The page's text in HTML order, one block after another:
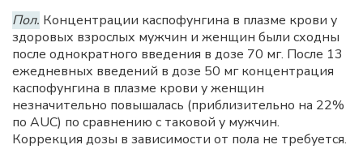
Пол. Концентрации каспофунгина в плазме крови у
здоровых взрослых мужчин и женщин были сходны
после однократного введения в дозе 70 мг. После 13
ежедневных введений в дозе 50 мг концентрация
каспофунгина в плазме крови у женщин
незначительно повышалась (приблизительно на 22%
по AUC) по сравнению с таковой у мужчин.
Коррекция дозы в зависимости от пола не требуется.